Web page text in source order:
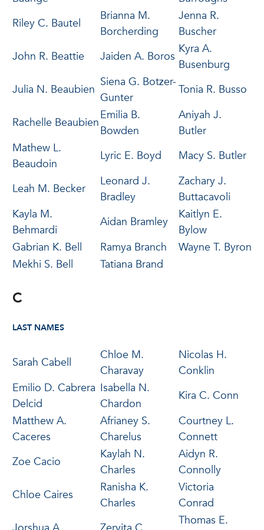
Riley C. Bautel
Brianna M.
Borcherding
Jenna R.
Buscher
John R. Beattie
Jaiden A. Boros
Kyra A.
Busenburg
Julia N. Beaubien
Siena G. Botzer-
Gunter
Tonia R. Busso
Rachelle Beaubien
Emilia B.
Bowden
Aniyah J.
Butler
Mathew L.
Beaudoin
Lyric E. Boyd Macy S. Butler
Leah M. Becker
Leonard J.
Bradley
Zachary J.
Buttacavoli
Kayla M.
Behmardi
Aidan Bramley
Kaitlyn E.
Bylow
Gabrian K. Bell
Ramya Branch
Wayne T. Byron
Mekhi S. Bell
Tatiana Brand
C
LAST NAMES
Sarah Cabell
Chloe M.
Charavay
Nicolas H.
Conklin
Emilio D. Cabrera
Delcid
Isabella N.
Chardon
Kira C. Conn
Matthew A.
Caceres
Afrianey S.
Charelus
Courtney L.
Connett
Zoe Cacio
Kaylah N.
Charles
Aidyn R.
Connolly
Chloe Caires
Ranisha K.
Charles
Victoria
Conrad
Thomas E.